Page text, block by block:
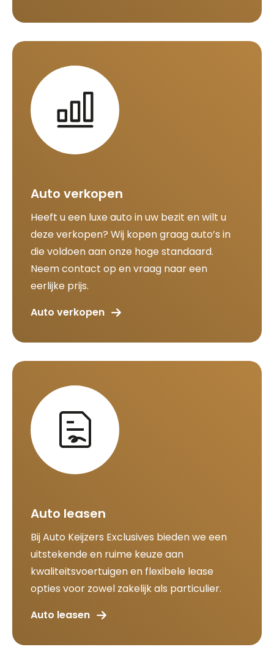
Auto verkopen
Heeft u een luxe auto in uw bezit en wilt u
deze verkopen? Wij kopen graag auto’s in
die voldoen aan onze hoge standaard.
Neem contact op en vraag naar een
eerlijke prijs.
Auto verkopen
Auto leasen
Bij Auto Keijzers Exclusives bieden we een
uitstekende en ruime keuze aan
kwaliteitsvoertuigen en flexibele lease
opties voor zowel zakelijk als particulier.
Auto leasen